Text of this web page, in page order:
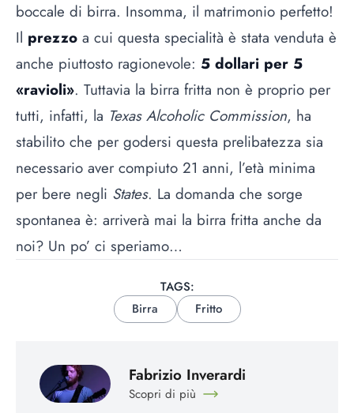
boccale di birra. Insomma, il matrimonio perfetto!
Il prezzo a cui questa specialità è stata venduta è
anche piuttosto ragionevole: 5 dollari per 5
«ravioli». Tuttavia la birra fritta non è proprio per
tutti, infatti, la Texas Alcoholic Commission, ha
stabilito che per godersi questa prelibatezza sia
necessario aver compiuto 21 anni, l’età minima
per bere negli States. La domanda che sorge
spontanea è: arriverà mai la birra fritta anche da
noi? Un po’ ci speriamo…
TAGS:
Birra
Fritto
Fabrizio Inverardi
Scopri di più